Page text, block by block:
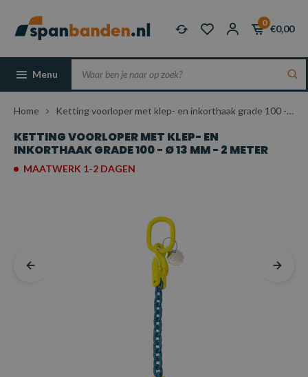
0
€0,00
Menu
Home Ketting voorloper met klep- en inkorthaak grade 100 - Ø 13 mm - 2 meter
KETTING VOORLOPER MET KLEP- EN
INKORTHAAK GRADE 100 - Ø 13 MM - 2 METER
MAATWERK 1-2 DAGEN